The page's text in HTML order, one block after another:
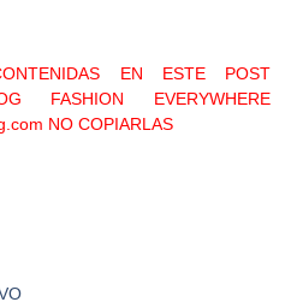
EN ESTE POST
FASHION EVERYWHERE
NO COPIARLAS